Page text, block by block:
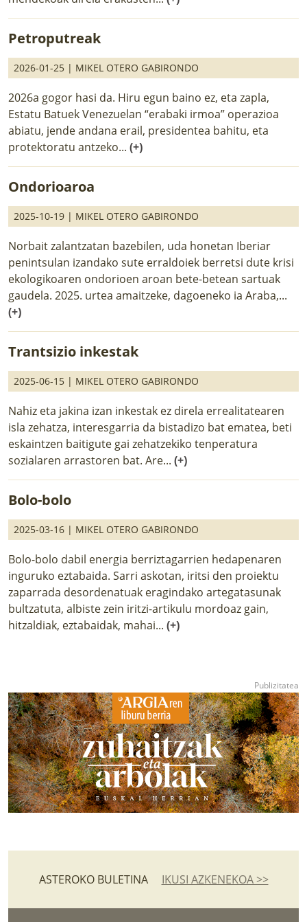
Petroputreak
2026-01-25 | MIKEL OTERO GABIRONDO
2026a gogor hasi da. Hiru egun baino ez, eta zapla,
Estatu Batuek Venezuelan “erabaki irmoa” operazioa
abiatu, jende andana erail, presidentea bahitu, eta
protektoratu antzeko... (+)
Ondorioaroa
2025-10-19 | MIKEL OTERO GABIRONDO
Norbait zalantzatan bazebilen, uda honetan Iberiar
penintsulan izandako sute erraldoiek berretsi dute krisi
ekologikoaren ondorioen aroan bete-betean sartuak
gaudela. 2025. urtea amaitzeke, dagoeneko ia Araba,...
(+)
Trantsizio inkestak
2025-06-15 | MIKEL OTERO GABIRONDO
Nahiz eta jakina izan inkestak ez direla errealitatearen
isla zehatza, interesgarria da bistadizo bat ematea, beti
eskaintzen baitigute gai zehatzekiko tenperatura
sozialaren arrastoren bat. Are... (+)
Bolo-bolo
2025-03-16 | MIKEL OTERO GABIRONDO
Bolo-bolo dabil energia berriztagarrien hedapenaren
inguruko eztabaida. Sarri askotan, iritsi den proiektu
zaparrada desordenatuak eragindako artegatasunak
bultzatuta, albiste zein iritzi-artikulu mordoaz gain,
hitzaldiak, eztabaidak, mahai... (+)
ASTEROKO BULETINA IKUSI AZKENEKOA >>